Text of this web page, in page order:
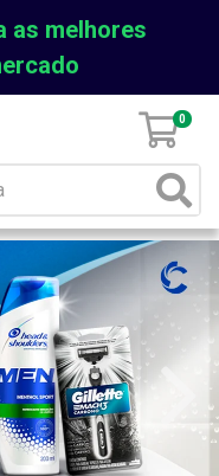
as melhores
0